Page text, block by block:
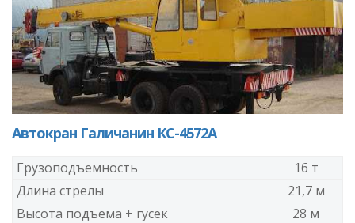
Автокран Галичанин КС-4572А
Грузоподъемность
16 т
Длина стрелы
21,7 м
Высота подъема + гусек
28 м